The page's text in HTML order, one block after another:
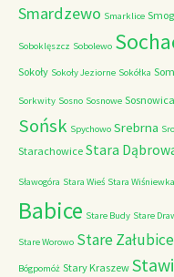
Smardzewo Smarklice
Soboklęszcz Sobolewo
Sokoły Sokoły Jeziorne Sokółka
Sorkwity Sosno Sosnowe Sosnowica
Sońsk Spychowo Srebrna
Starachowice Stara
Sławogóra Stara Wieś Stara Wiśniewka
Babice Stare Budy Stare
Stare Worowo Stare Załubice
Bógpomóż Stary Kraszew